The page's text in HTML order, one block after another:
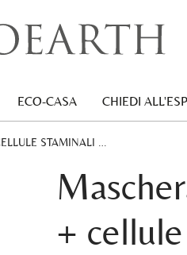
ECO-CASA CHIEDI
STAMINALI …
+